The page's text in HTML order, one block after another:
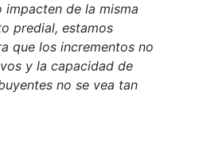
de la misma
predial, estamos
que los incrementos no
y la capacidad de
no se vea tan